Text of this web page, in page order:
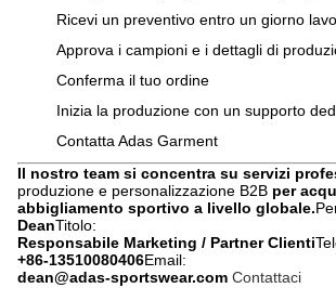
Ricevi un preventivo entro un giorno
Approva i campioni e i dettagli di
Conferma il tuo ordine
Inizia la produzione con un supporto
Contatta Adas Garment
Il nostro team si concentra su servizi
produzione e personalizzazione B2B per
abbigliamento sportivo a livello globale.
DeanTitolo:
Responsabile Marketing / Partner Clienti
+86-13510080406Email:
dean@adas-sportswear.com Contattaci